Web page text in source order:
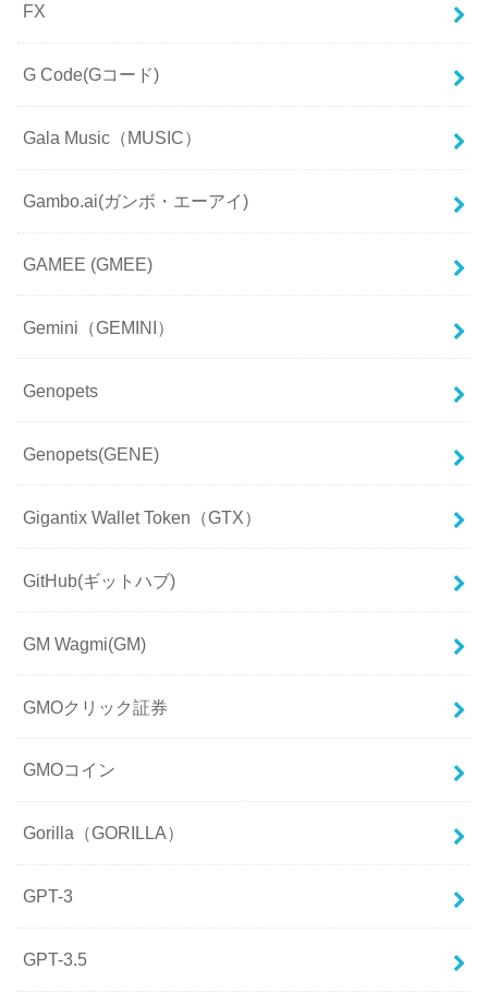
FX
G Code(Gコード)
Gala Music（MUSIC）
Gambo.ai(ガンボ・エーアイ)
GAMEE (GMEE)
Gemini（GEMINI）
Genopets
Genopets(GENE)
Gigantix Wallet Token（GTX）
GitHub(ギットハブ)
GM Wagmi(GM)
GMOクリック証券
GMOコイン
Gorilla（GORILLA）
GPT-3
GPT-3.5